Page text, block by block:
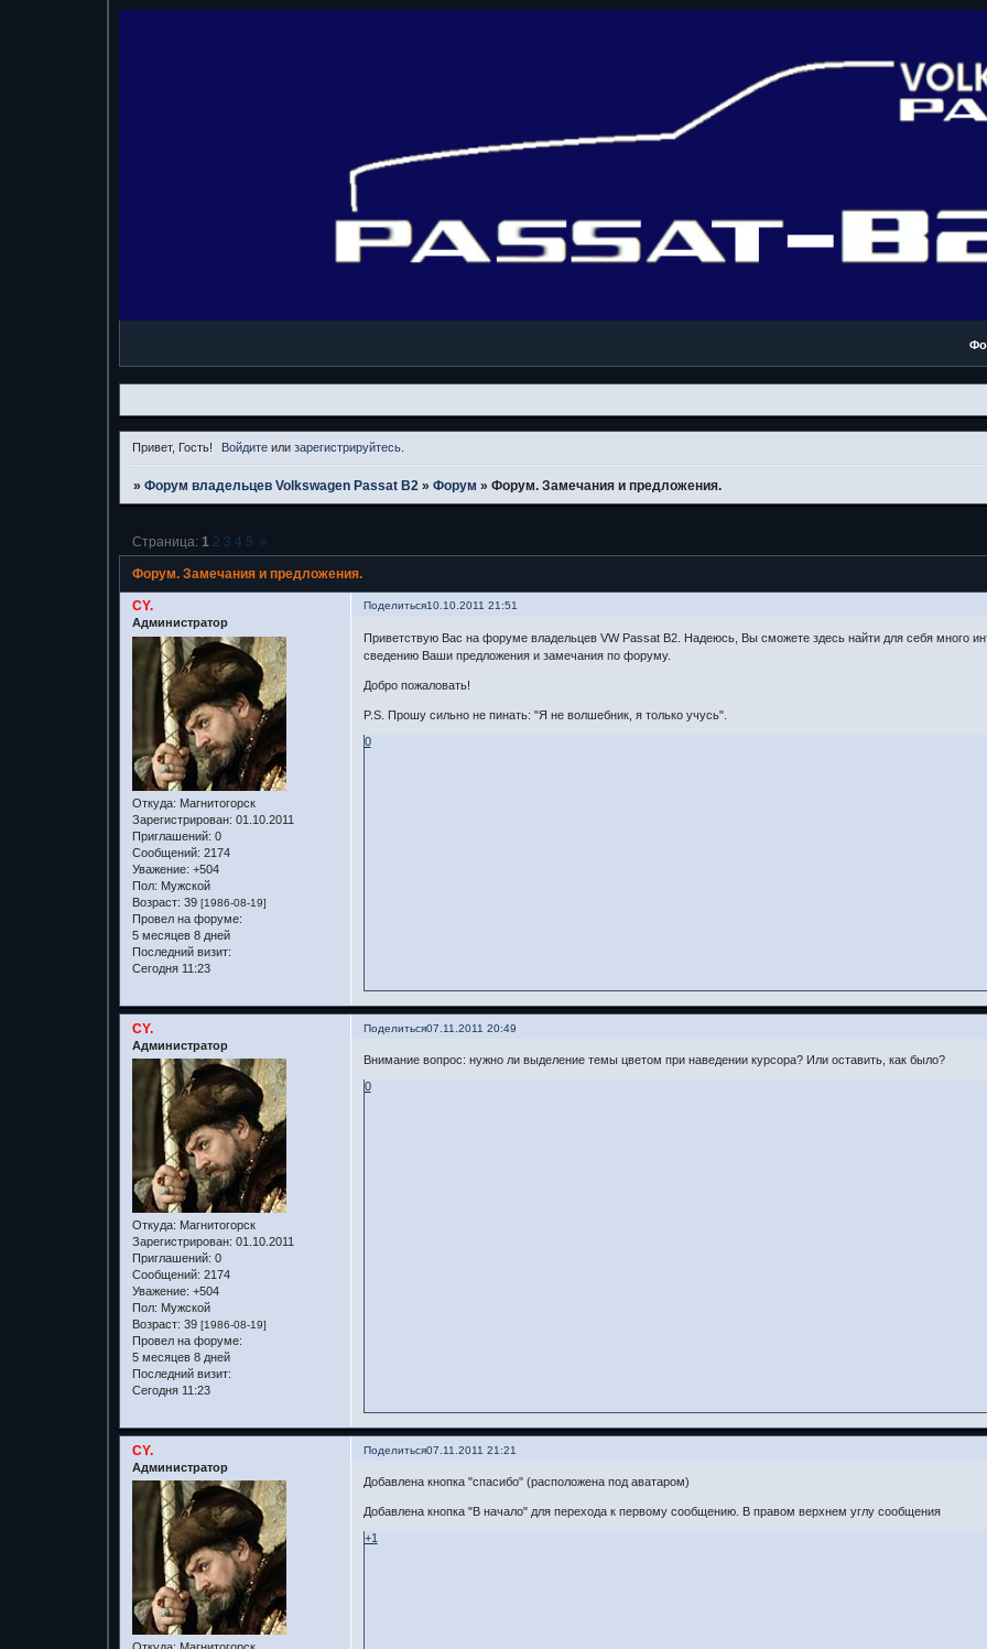
Привет, Гость! Войдите илизарегистрируйтесь.
» Форум владельцев Volkswagen Passat B2 » Форум » Форум. Замечания и предложения.
Форум. Замечания и предложения.
Страница: 1 2 3 4 5 »
Поделиться10.10.2011 21:51
CY.
Администратор
Откуда: Магнитогорск
Зарегистрирован: 01.10.2011
Приглашений: 0
Сообщений: 2174
Уважение: +504
Пол: Мужской
Возраст: 39 [1986-08-19]
Провел на форуме:
5 месяцев 8 дней
Последний визит:
Сегодня 11:23
Приветствую Вас на форуме владельцев VW Passat B2. Надеюсь, Вы сможете здесь найти для себя много
сведению Ваши предложения и замечания по форуму.
Добро пожаловать!
P.S. Прошу сильно не пинать: "Я не волшебник, я только учусь".
0
Поделиться07.11.2011 20:49
CY.
Администратор
Откуда: Магнитогорск
Зарегистрирован: 01.10.2011
Приглашений: 0
Сообщений: 2174
Уважение: +504
Пол: Мужской
Возраст: 39 [1986-08-19]
Провел на форуме:
5 месяцев 8 дней
Последний визит:
Сегодня 11:23
Внимание вопрос: нужно ли выделение темы цветом при наведении курсора? Или оставить, как было?
0
Поделиться07.11.2011 21:21
CY.
Администратор
Добавлена кнопка "спасибо" (расположена под аватаром)
Добавлена кнопка "В начало" для перехода к первому сообщению. В правом верхнем углу сообщения
+1